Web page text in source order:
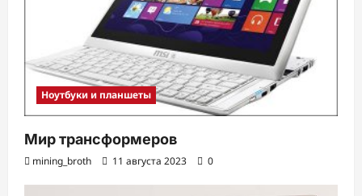
Ноутбуки и планшеты
Мир трансформеров
mining_broth 11 августа 2023 0